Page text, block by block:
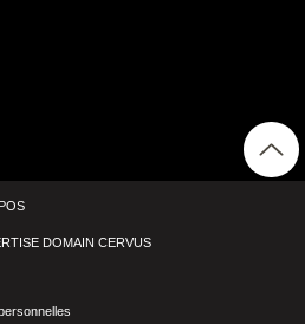
DOMAIN CERVUS